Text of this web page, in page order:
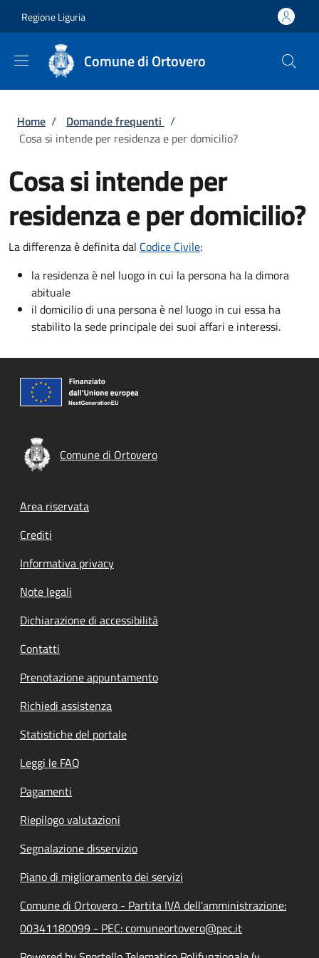
Regione Liguria
Comune di Ortovero
Briciole di pane
Home / Domande frequenti /
Cosa si intende per residenza e per domicilio?
Cosa si intende per
residenza e per domicilio?
La differenza è definita dal Codice Civile:
la residenza è nel luogo in cui la persona ha la dimora
abituale
il domicilio di una persona è nel luogo in cui essa ha
stabilito la sede principale dei suoi affari e interessi.
Comune di Ortovero
Footer menu
Area riservata
Crediti
Informativa privacy
Note legali
Dichiarazione di accessibilità
Contatti
Prenotazione appuntamento
Richiedi assistenza
Statistiche del portale
Leggi le FAQ
Pagamenti
Riepilogo valutazioni
Segnalazione disservizio
Piano di miglioramento dei servizi
Comune di Ortovero - Partita IVA dell'amministrazione:
00341180099 - PEC: comuneortovero@pec.it